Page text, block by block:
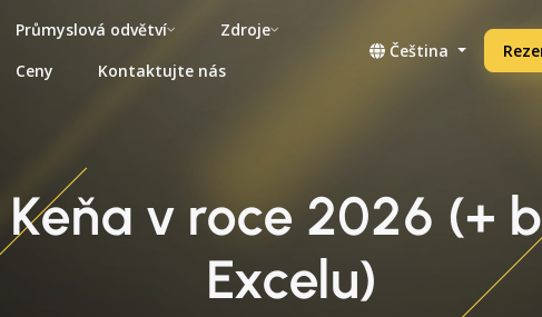
Průmyslová odvětví
Zdroje
Ceny
Kontaktujte nás
Čeština
v roce 2026 (+
Excelu)